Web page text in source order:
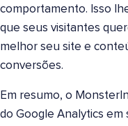
comportamento. Isso
que seus visitantes
melhor seu site e
conversões.
Em resumo, o
do Google Analytics em